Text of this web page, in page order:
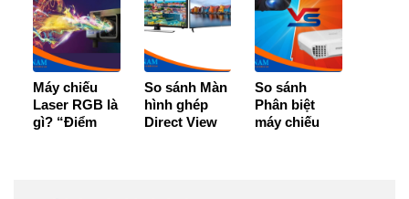
Máy chiếu
Laser RGB là
gì? “Điểm
So sánh Màn
hình ghép
Direct View
So sánh
Phân biệt
máy chiếu